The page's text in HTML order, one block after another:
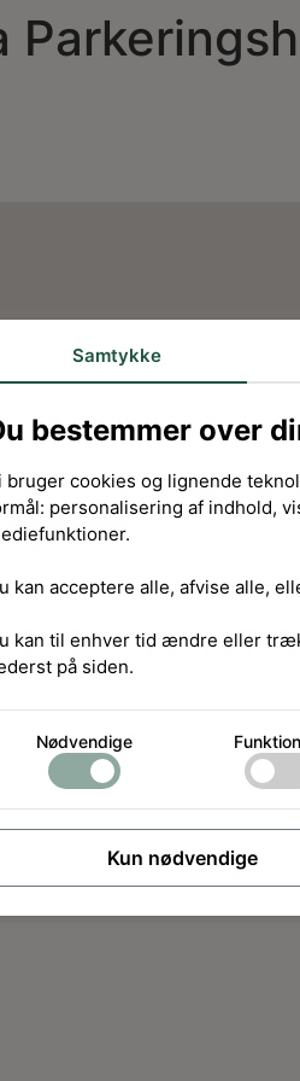
Samtykke
bestemmer over
bruger cookies og lignende
personalisering af indhold,
kan acceptere alle, afvise alle,
kan til enhver tid ændre eller
på siden.
Nødvendige
Kun nødvendige